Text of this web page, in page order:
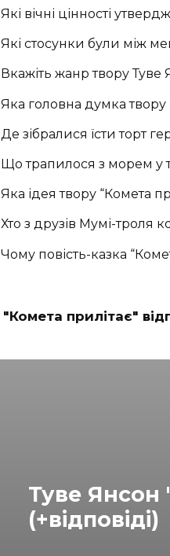
Які вічні цінності
Які стосунки були між
Вкажіть жанр твору Туве
Яка головна думка твору
Де зібралися їсти торт
Що трапилося з морем у
Яка ідея твору “Комета
Хто з друзів Мумі-троля
Чому повість-казка
"Комета прилітає"
Туве Янсон
(+відповіді)